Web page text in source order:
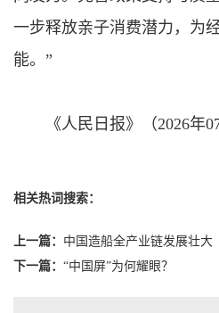
一步释放亲子消费潜力，为
能。”
《人民日报》（2026年
相关热词搜索：
上一篇： 中国造船全产业链发展壮大
下一篇： “中国屏”为何耀眼？